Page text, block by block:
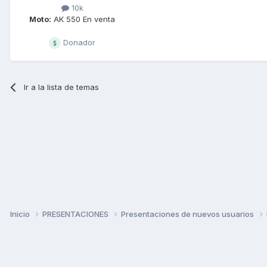
10k
Moto: AK 550 En venta
Donador
Ir a la lista de temas
Inicio PRESENTACIONES Presentaciones de nuevos usuarios